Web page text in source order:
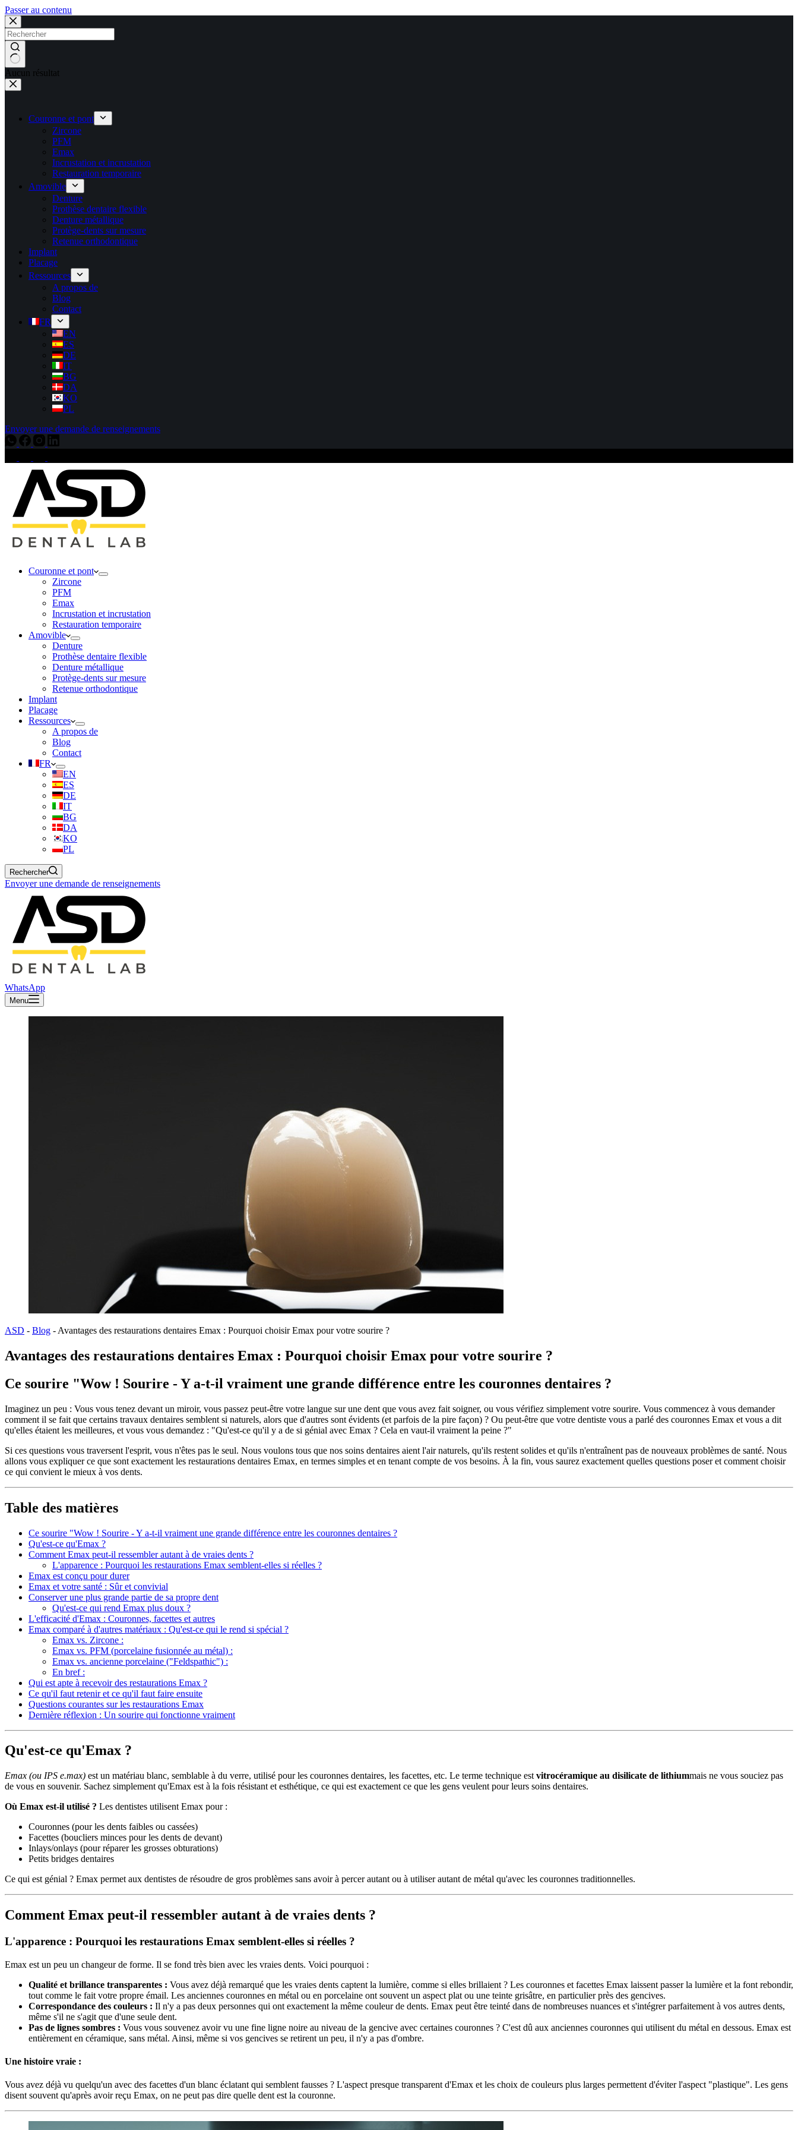
Passer au contenu
Aucun résultat
Couronne et pont
Zircone
PFM
Emax
Incrustation et incrustation
Restauration temporaire
Amovible
Denture
Prothèse dentaire flexible
Denture métallique
Protège-dents sur mesure
Retenue orthodontique
Implant
Placage
Ressources
A propos de
Blog
Contact
FR
EN
ES
DE
IT
BG
DA
KO
PL
Envoyer une demande de renseignements
Couronne et pont
Zircone
PFM
Emax
Incrustation et incrustation
Restauration temporaire
Amovible
Denture
Prothèse dentaire flexible
Denture métallique
Protège-dents sur mesure
Retenue orthodontique
Implant
Placage
Ressources
A propos de
Blog
Contact
FR
EN
ES
DE
IT
BG
DA
KO
PL
Rechercher
Envoyer une demande de renseignements
WhatsApp
Menu
ASD - Blog - Avantages des restaurations dentaires Emax : Pourquoi choisir Emax pour votre sourire ?
Avantages des restaurations dentaires Emax : Pourquoi choisir Emax pour votre sourire ?
Ce sourire "Wow ! Sourire - Y a-t-il vraiment une grande différence entre les couronnes dentaires ?
Imaginez un peu : Vous vous tenez devant un miroir, vous passez peut-être votre langue sur une dent que vous avez fait soigner, ou vous vérifiez simplement votre sourire. Vous commencez à vous demander
comment il se fait que certains travaux dentaires semblent si naturels, alors que d'autres sont évidents (et parfois de la pire façon) ? Ou peut-être que votre dentiste vous a parlé des couronnes Emax et vous a dit
qu'elles étaient les meilleures, et vous vous demandez : "Qu'est-ce qu'il y a de si génial avec Emax ? Cela en vaut-il vraiment la peine ?"
Si ces questions vous traversent l'esprit, vous n'êtes pas le seul. Nous voulons tous que nos soins dentaires aient l'air naturels, qu'ils restent solides et qu'ils n'entraînent pas de nouveaux problèmes de santé. Nous
allons vous expliquer ce que sont exactement les restaurations dentaires Emax, en termes simples et en tenant compte de vos besoins. À la fin, vous saurez exactement quelles questions poser et comment choisir
ce qui convient le mieux à vos dents.
Table des matières
Ce sourire "Wow ! Sourire - Y a-t-il vraiment une grande différence entre les couronnes dentaires ?
Qu'est-ce qu'Emax ?
Comment Emax peut-il ressembler autant à de vraies dents ?
L'apparence : Pourquoi les restaurations Emax semblent-elles si réelles ?
Emax est conçu pour durer
Emax et votre santé : Sûr et convivial
Conserver une plus grande partie de sa propre dent
Qu'est-ce qui rend Emax plus doux ?
L'efficacité d'Emax : Couronnes, facettes et autres
Emax comparé à d'autres matériaux : Qu'est-ce qui le rend si spécial ?
Emax vs. Zircone :
Emax vs. PFM (porcelaine fusionnée au métal) :
Emax vs. ancienne porcelaine ("Feldspathic") :
En bref :
Qui est apte à recevoir des restaurations Emax ?
Ce qu'il faut retenir et ce qu'il faut faire ensuite
Questions courantes sur les restaurations Emax
Dernière réflexion : Un sourire qui fonctionne vraiment
Qu'est-ce qu'Emax ?
Emax (ou IPS e.max) est un matériau blanc, semblable à du verre, utilisé pour les couronnes dentaires, les facettes, etc. Le terme technique est vitrocéramique au disilicate de lithiummais ne vous souciez pas
de vous en souvenir. Sachez simplement qu'Emax est à la fois résistant et esthétique, ce qui est exactement ce que les gens veulent pour leurs soins dentaires.
Où Emax est-il utilisé ? Les dentistes utilisent Emax pour :
Couronnes (pour les dents faibles ou cassées)
Facettes (boucliers minces pour les dents de devant)
Inlays/onlays (pour réparer les grosses obturations)
Petits bridges dentaires
Ce qui est génial ? Emax permet aux dentistes de résoudre de gros problèmes sans avoir à percer autant ou à utiliser autant de métal qu'avec les couronnes traditionnelles.
Comment Emax peut-il ressembler autant à de vraies dents ?
L'apparence : Pourquoi les restaurations Emax semblent-elles si réelles ?
Emax est un peu un changeur de forme. Il se fond très bien avec les vraies dents. Voici pourquoi :
Qualité et brillance transparentes : Vous avez déjà remarqué que les vraies dents captent la lumière, comme si elles brillaient ? Les couronnes et facettes Emax laissent passer la lumière et la font rebondir,
tout comme le fait votre propre émail. Les anciennes couronnes en métal ou en porcelaine ont souvent un aspect plat ou une teinte grisâtre, en particulier près des gencives.
Correspondance des couleurs : Il n'y a pas deux personnes qui ont exactement la même couleur de dents. Emax peut être teinté dans de nombreuses nuances et s'intégrer parfaitement à vos autres dents,
même s'il ne s'agit que d'une seule dent.
Pas de lignes sombres : Vous vous souvenez avoir vu une fine ligne noire au niveau de la gencive avec certaines couronnes ? C'est dû aux anciennes couronnes qui utilisent du métal en dessous. Emax est
entièrement en céramique, sans métal. Ainsi, même si vos gencives se retirent un peu, il n'y a pas d'ombre.
Une histoire vraie :
Vous avez déjà vu quelqu'un avec des facettes d'un blanc éclatant qui semblent fausses ? L'aspect presque transparent d'Emax et les choix de couleurs plus larges permettent d'éviter l'aspect "plastique". Les gens
disent souvent qu'après avoir reçu Emax, on ne peut pas dire quelle dent est la couronne.